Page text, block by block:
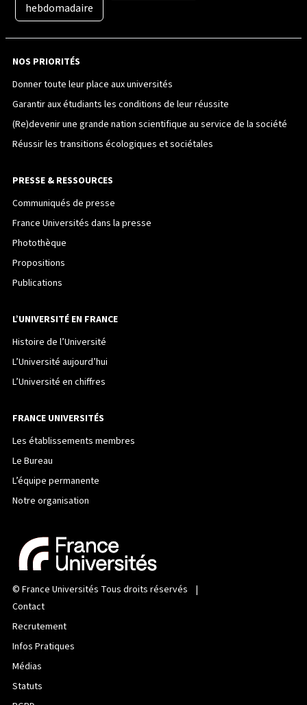
hebdomadaire
NOS PRIORITÉS
Donner toute leur place aux universités
Garantir aux étudiants les conditions de leur réussite
(Re)devenir une grande nation scientifique au service de la société
Réussir les transitions écologiques et sociétales
PRESSE & RESSOURCES
Communiqués de presse
France Universités dans la presse
Photothèque
Propositions
Publications
L’UNIVERSITÉ EN FRANCE
Histoire de l’Université
L’Université aujourd’hui
L’Université en chiffres
FRANCE UNIVERSITÉS
Les établissements membres
Le Bureau
L’équipe permanente
Notre organisation
© France Universités Tous droits réservés |
Contact
Recrutement
Infos Pratiques
Médias
Statuts